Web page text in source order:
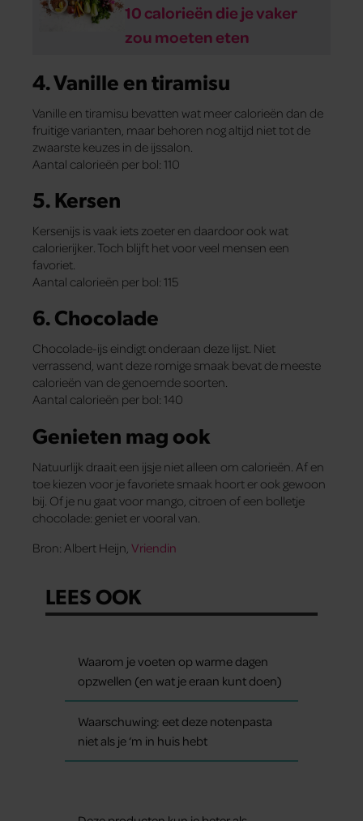
10 calorieën die je vaker
zou moeten eten
4. Vanille en tiramisu
Vanille en tiramisu bevatten wat meer calorieën dan de
fruitige varianten, maar behoren nog altijd niet tot de
zwaarste keuzes in de ijssalon.
Aantal calorieën per bol: 110
5. Kersen
Kersenijs is vaak iets zoeter en daardoor ook wat
calorierijker. Toch blijft het voor veel mensen een
favoriet.
Aantal calorieën per bol: 115
6. Chocolade
Chocolade-ijs eindigt onderaan deze lijst. Niet
verrassend, want deze romige smaak bevat de meeste
calorieën van de genoemde soorten.
Aantal calorieën per bol: 140
Genieten mag ook
Natuurlijk draait een ijsje niet alleen om calorieën. Af en
toe kiezen voor je favoriete smaak hoort er ook gewoon
bij. Of je nu gaat voor mango, citroen of een bolletje
chocolade: geniet er vooral van.
Bron: Albert Heijn, Vriendin
LEES OOK
Waarom je voeten op warme dagen
opzwellen (en wat je eraan kunt doen)
Waarschuwing: eet deze notenpasta
niet als je ‘m in huis hebt